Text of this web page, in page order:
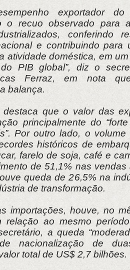
exportador do
o recuo observado para
conferindo
e contribuindo para
atividade doméstica, em
PIB global”, diz o
Ferraz, em nota
balança.
destaca que o valor das
principalmente do
Por outro lado, o
históricos de
farelo de soja, café e
de 51,1% nas vendas
queda de 26,5% na
de transformação.
importações, houve, no
relação ao mesmo
a queda
nacionalização de
total de US$ 2,7 bilhões.